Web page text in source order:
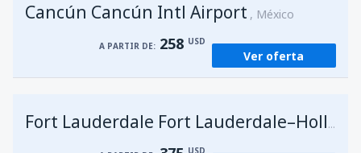
Cancún Cancún Intl Airport México
A PARTIR DE: 258 USD
Ver oferta
Fort Lauderdale Fort Lauderdale–Hollywood Intl Airport
USD